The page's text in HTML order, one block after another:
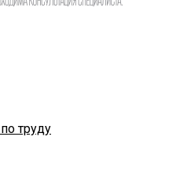
труду